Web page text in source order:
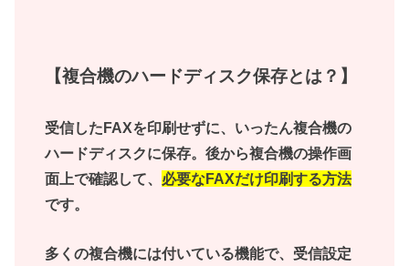
【複合機のハードディスク保存とは？】
受信したFAXを印刷せずに、いったん複合機の
ハードディスクに保存。後から複合機の操作画
面上で確認して、 必要なFAXだけ印刷する方法
です。
多くの複合機には付いている機能で、受信設定